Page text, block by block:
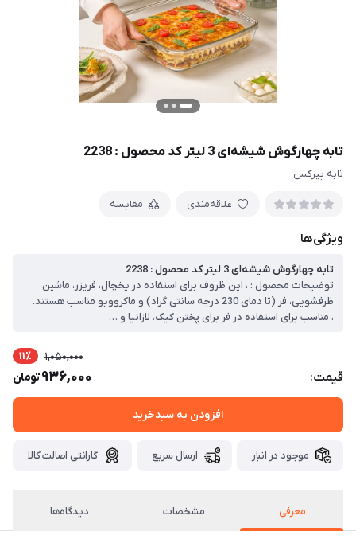
تابه چهارگوش شیشه‌ای 3 لیتر کد محصول : 2238
تابه پیرکس
علاقه‌مندی مقایسه
ویژگی‌ها
تابه چهارگوش شیشه‌ای 3 لیتر کد محصول : 2238
توضیحات محصول : ، این ظروف برای استفاده در یخچال، فریزر، ماشین
ظرفشویی، فر (تا دمای 230 درجه سانتی گراد) و ماکروویو مناسب هستند.
، مناسب برای استفاده در فر برای پختن کیک، لازانیا و …
قیمت:
1,050,000 11٪
936,000تومان
افزودن به سبدخرید
موجود در انبار ارسال سریع گارانتی اصالت کالا
معرفی مشخصات دیدگاه‌ها